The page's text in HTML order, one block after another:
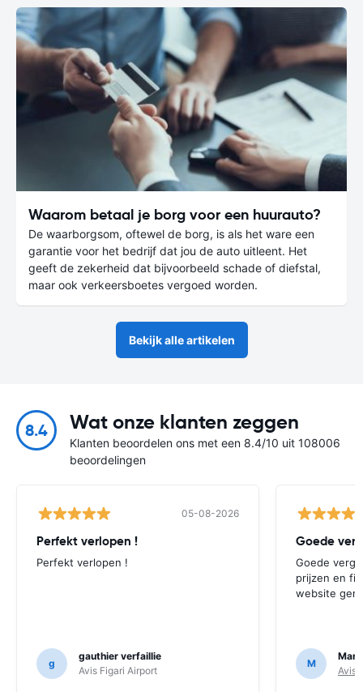
Waarom betaal je borg voor een huurauto?
De waarborgsom, oftewel de borg, is als het ware een
garantie voor het bedrijf dat jou de auto uitleent. Het
geeft de zekerheid dat bijvoorbeeld schade of diefstal,
maar ook verkeersboetes vergoed worden.
Bekijk alle artikelen
8.4 Wat onze klanten zeggen
Klanten beoordelen ons met een 8.4/10 uit 108006
beoordelingen
05-08-2026
Perfekt verlopen !
Perfekt verlopen !
g
gauthier verfaillie
Avis Figari Airport
Goede
prijzen en
website
M
Avis